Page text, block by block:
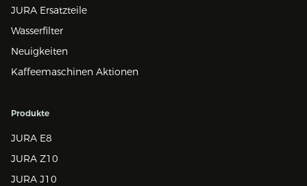
JURA Ersatzteile
Wasserfilter
Neuigkeiten
Kaffeemaschinen Aktionen
Produkte
JURA E8
JURA Z10
JURA J10